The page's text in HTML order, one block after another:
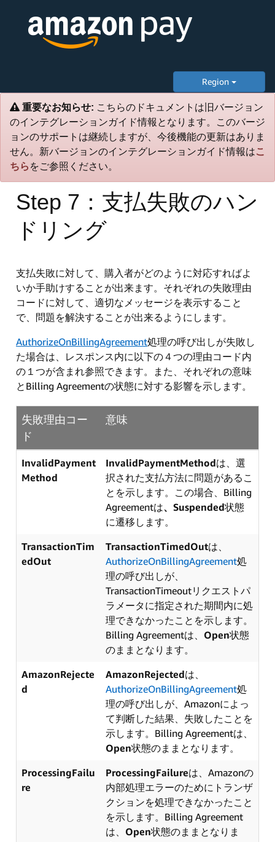
Region
重要なお知らせ: こちらのドキュメントは旧バージョン
のインテグレーションガイド情報となります。このバージ
ョンのサポートは継続しますが、今後機能の更新はありま
せん。新バージョンのインテグレーションガイド情報はこ
ちら をご参照ください。
Step 7：支払失敗のハン
ドリング
支払失敗に対して、購入者がどのように対応すればよ
いか手助けすることが出来ます。それぞれの失敗理由
コードに対して、適切なメッセージを表示すること
で、問題を解決することが出来るようにします。
AuthorizeOnBillingAgreement処理の呼び出しが失敗し
た場合は、レスポンス内に以下の４つの理由コード内
の１つが含まれ参照できます。また、それぞれの意味
とBilling Agreementの状態に対する影響を示します。
失敗理由コー
ド
意味
InvalidPayment
Method
InvalidPaymentMethodは、選
択された支払方法に問題があるこ
とを示します。この場合、Billing
Agreementは、Suspended状態
に遷移します。
TransactionTim
edOut
TransactionTimedOutは、
AuthorizeOnBillingAgreement処
理の呼び出しが、
TransactionTimeoutリクエストパ
ラメータに指定された期間内に処
理できなかったことを示します。
Billing Agreementは、 Open状態
のままとなります。
AmazonRejecte
d
AmazonRejectedは、
AuthorizeOnBillingAgreement処
理の呼び出しが、Amazonによっ
て判断した結果、失敗したことを
示します。Billing Agreementは、
Open状態のままとなります。
ProcessingFailu
re
ProcessingFailureは、Amazonの
内部処理エラーのためにトランザ
クションを処理できなかったこと
を示します。Billing Agreement
は、 Open状態のままとなりま